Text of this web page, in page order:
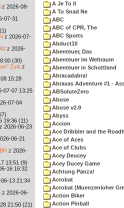
z 2026-08-
07-31
z 2026-07-
z 2026-
(30)
Żyła z
15:28
07-07 13:25
07-04
19:36 (11)
z 2026-06-23
06-21
z 2026-
13:51 (9)
16 16:32
13 21:34
z 2026-06-
21:50 (21)
A Je To II
A To Snad Ne
ABC
ABC of CPR, The
ABC Sports
Abduct10
Abenteuer, Das
Abenteuer im Weltraum
Abenteuer in Schottland
Abracadabra!
Abraxas Adventure #1 -
ABSoluteZero
Abuse
Abuse v2.9
Abyss
Accion
Ace Dribbler and the
Ace of Aces
Ace of Clubs
Acey Deucey
Acey Ducey Game
Achtung Panza!
Acrobat
Acrobat (Muenzenloher
Action Biker
Action Pinball